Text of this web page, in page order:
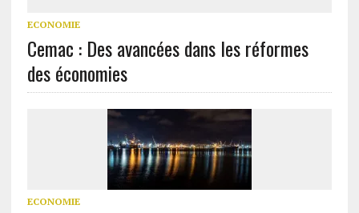
ECONOMIE
Cemac : Des avancées dans les réformes
des économies
ECONOMIE